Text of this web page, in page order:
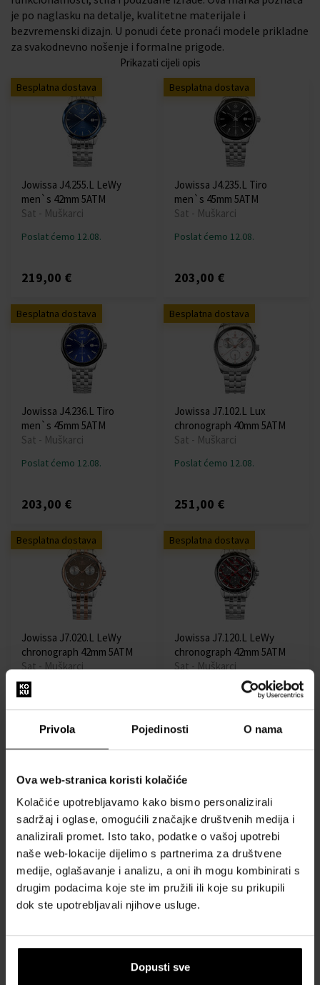
Privola Pojedinosti O nama
Ova web-stranica koristi kolačiće
Kolačiće upotrebljavamo kako bismo personalizirali
sadržaj i oglase, omogućili značajke društvenih medija i
analizirali promet. Isto tako, podatke o vašoj upotrebi
naše web-lokacije dijelimo s partnerima za društvene
medije, oglašavanje i analizu, a oni ih mogu kombinirati s
drugim podacima koje ste im pružili ili koje su prikupili
dok ste upotrebljavali njihove usluge.
Dopusti sve
je po naglasku na detalje, kvalitetne materijale i
bezvremenski dizajn. U ponudi ćete pronaći modele prikladne
za svakodnevno nošenje i formalne prigode.
Prikazati cijeli opis
Besplatna dostava
Jowissa J4.255.L LeWy
men`s 42mm 5ATM
Sat - Muškarci
Poslat ćemo 12.08.
219,00 €
Besplatna dostava
Jowissa J4.235.L Tiro
men`s 45mm 5ATM
Sat - Muškarci
Poslat ćemo 12.08.
203,00 €
Besplatna dostava
Jowissa J4.236.L Tiro
men`s 45mm 5ATM
Sat - Muškarci
Poslat ćemo 12.08.
203,00 €
Besplatna dostava
Jowissa J7.102.L Lux
chronograph 40mm 5ATM
Sat - Muškarci
Poslat ćemo 12.08.
251,00 €
Besplatna dostava
Jowissa J7.020.L LeWy
chronograph 42mm 5ATM
Sat - Muškarci
Poslat ćemo 12.08.
309,00 €
Besplatna dostava
Jowissa J7.120.L LeWy
chronograph 42mm 5ATM
Sat - Muškarci
Poslat ćemo 12.08.
309,00 €
Jowissa J4.235.M Tiro
Unisex 38mm 5ATM
Sat - Unisex
Poslat ćemo 12.08.